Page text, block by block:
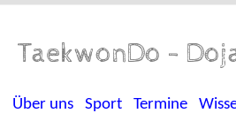
TaekwonDo -
Über uns Sport Termine